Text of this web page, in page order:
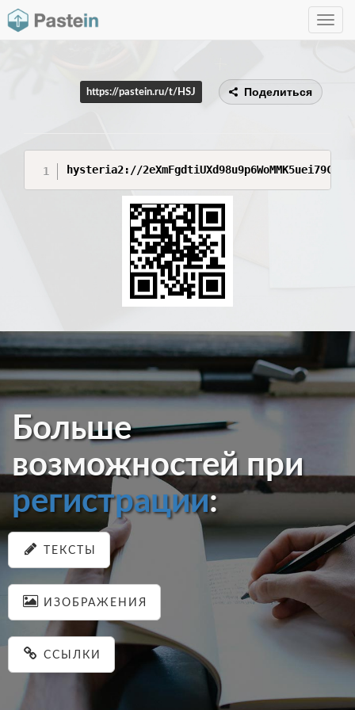
Toggle
https://pastein.ru/t/HSJ Поделиться
Больше
возможностей при
регистрации:
ТЕКСТЫ
ИЗОБРАЖЕНИЯ
ССЫЛКИ